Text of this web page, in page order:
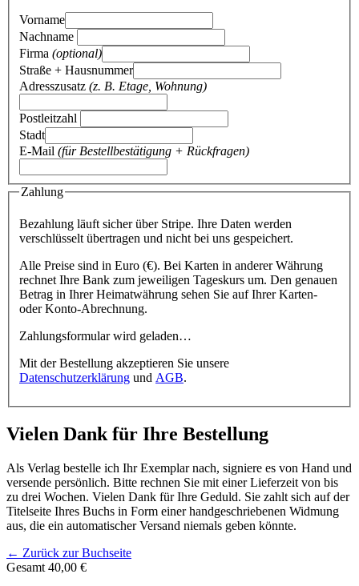
Vorname
Nachname
Firma (optional)
Straße + Hausnummer
Adresszusatz (z. B. Etage, Wohnung)
Postleitzahl
Stadt
E-Mail (für Bestellbestätigung + Rückfragen)
Zahlung
Bezahlung läuft sicher über Stripe. Ihre Daten werden
verschlüsselt übertragen und nicht bei uns gespeichert.
Alle Preise sind in Euro (€). Bei Karten in anderer Währung
rechnet Ihre Bank zum jeweiligen Tageskurs um. Den genauen
Betrag in Ihrer Heimatwährung sehen Sie auf Ihrer Karten-
oder Konto-Abrechnung.
Zahlungsformular wird geladen…
Mit der Bestellung akzeptieren Sie unsere
Datenschutzerklärung und AGB.
Vielen Dank für Ihre Bestellung
Als Verlag bestelle ich Ihr Exemplar nach, signiere es von Hand und
versende persönlich. Bitte rechnen Sie mit einer Lieferzeit von bis
zu drei Wochen. Vielen Dank für Ihre Geduld. Sie zahlt sich auf der
Titelseite Ihres Buchs in Form einer handgeschriebenen Widmung
aus, die ein automatischer Versand niemals geben könnte.
← Zurück zur Buchseite
Gesamt 40,00 €